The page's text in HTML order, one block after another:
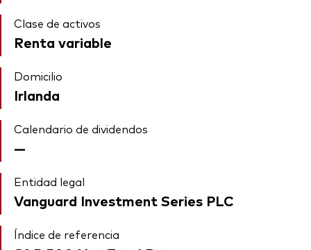
Clase de activos
Renta variable
Domicilio
Irlanda
Calendario de dividendos
—
Entidad legal
Vanguard Investment Series PLC
Índice de referencia